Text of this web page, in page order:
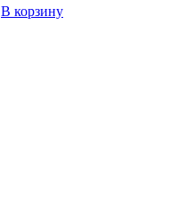
В корзину